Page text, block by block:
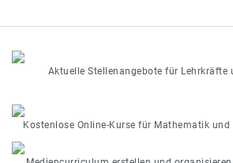
Aktuelle Stellenangebote für Lehrkräfte
Kostenlose Online-Kurse für Mathematik